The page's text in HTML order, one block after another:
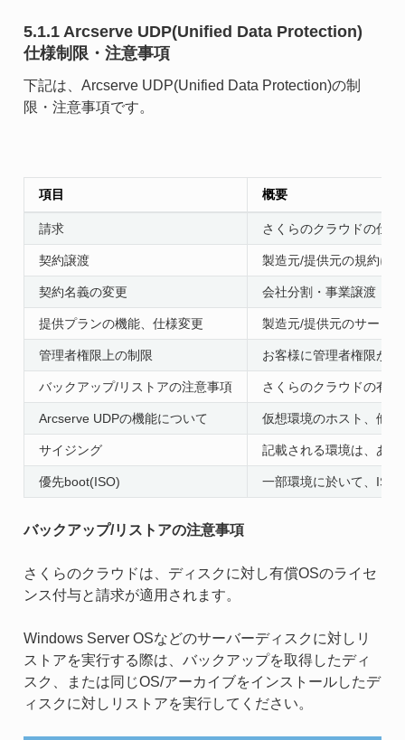
5.1.1 Arcserve UDP(Unified Data Protection)
仕様制限・注意事項
下記は、Arcserve UDP(Unified Data Protection)の制
限・注意事項です。
項目 概要
請求 さくらのクラウドの仕
契約譲渡 製造元/提供元の規約に
契約名義の変更 会社分割・事業譲渡・
提供プランの機能、仕様変更 製造元/提供元のサービ
管理者権限上の制限 お客様に管理者権限が
バックアップ/リストアの注意事項 さくらのクラウドの有
Arcserve UDPの機能について 仮想環境のホスト、他
サイジング 記載される環境は、あ
優先boot(ISO) 一部環境に於いて、ISO
バックアップ/リストアの注意事項
さくらのクラウドは、ディスクに対し有償OSのライセ
ンス付与と請求が適用されます。
Windows Server OSなどのサーバーディスクに対しリ
ストアを実行する際は、バックアップを取得したディ
スク、または同じOS/アーカイブをインストールしたデ
ィスクに対しリストアを実行してください。